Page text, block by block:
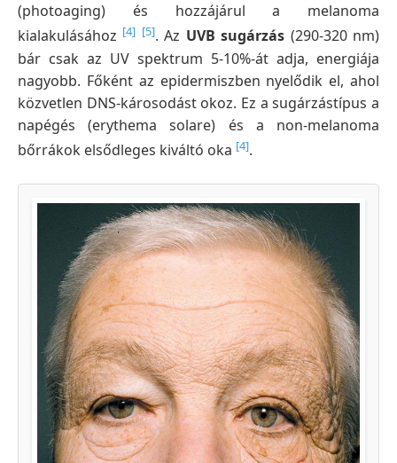
(photoaging) és hozzájárul a melanoma
kialakulásához [4] [5]. Az UVB sugárzás (290-320 nm)
bár csak az UV spektrum 5-10%-át adja, energiája
nagyobb. Főként az epidermiszben nyelődik el, ahol
közvetlen DNS-károsodást okoz. Ez a sugárzástípus a
napégés (erythema solare) és a non-melanoma
bőrrákok elsődleges kiváltó oka [4].